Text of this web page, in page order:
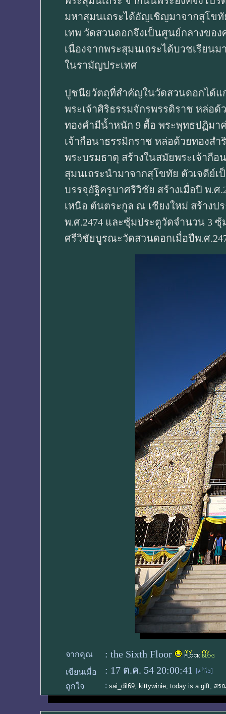
มหาสุมนเถระได้อัญเชิญมาจากสุโข
เทพ วัดสวนดอกจึงเป็นศูนย์กลางขอ
เนื่องจากพระสุมนเถระได้บวชเรียน
ในรามัญประเทศ
ปูชนียวัตถุที่สำคัญในวัดสวนดอกได้แก่
พระเจ้าศิริธรรมจักรพรรดิราช หล่อ
ทองคำมีน้ำหนัก 9 ตื้อ พระพุทธปฏิมา
เจ้ากือนาธรรมิกราช หล่อด้วยทองส
พระบรมธาตุ สร้างในสมัยพระเจ้ากื
สุมนเถระนำมาจากสุโขทัย ตัวเจดีย์
บรรจุอัฐิครูบาศรีวิชัย สร้างเมื่อปี พ.ศ
เหนือ ต้นตระกูล ณ เชียงใหม่ สร้างป
พ.ศ.2474 และซุ้มประตูวัดจำนวน 3
ศรีวิชัยบูรณะวัดสวนดอกเมื่อปีพ.ศ
จากคุณ : the Sixth Floor
เขียนเมื่อ : 17 ต.ค. 54 20:00:41
ถูกใจ : sai_dil69, kittywinie, today is a gift, สร